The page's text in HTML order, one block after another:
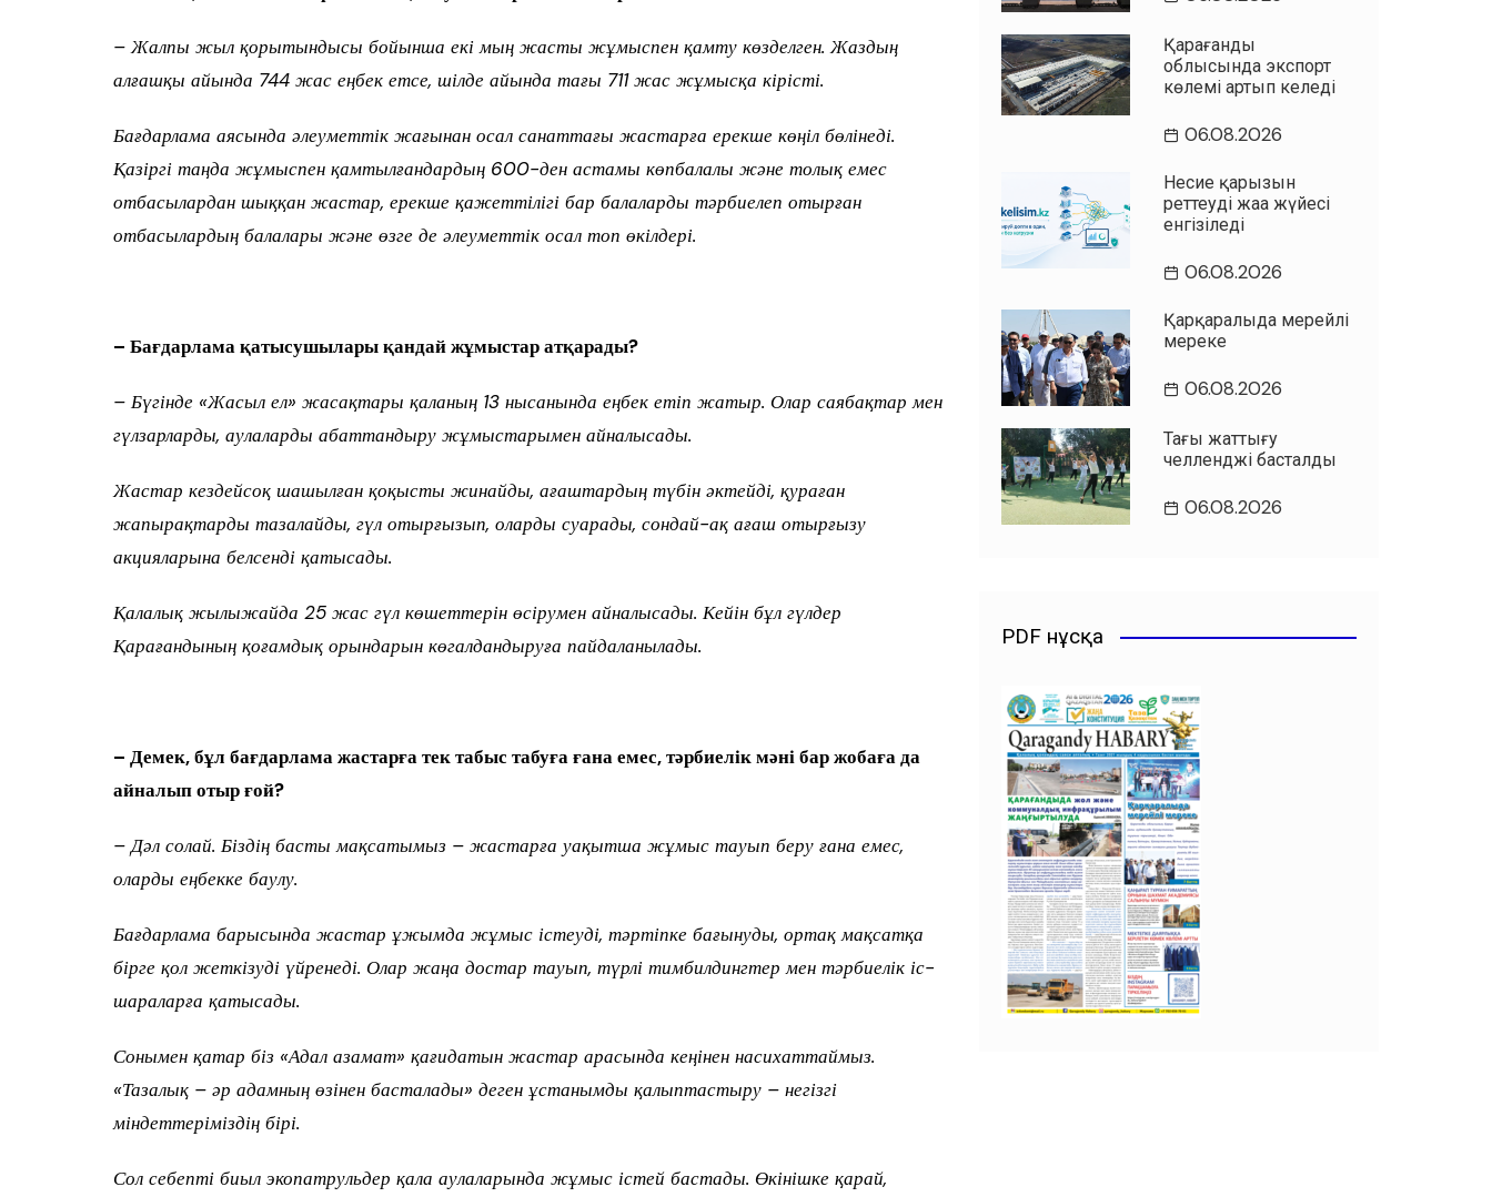
– Жалпы жыл қорытындысы бойынша екі мың жасты жұмыспен қамту көзделген. Жаздың
алғашқы айында 744 жас еңбек етсе, шілде айында тағы 711 жас жұмысқа кірісті.
Бағдарлама аясында әлеуметтік жағынан осал санаттағы жастарға ерекше көңіл бөлінеді.
Қазіргі таңда жұмыспен қамтылғандардың 600-ден астамы көпбалалы және толық емес
отбасылардан шыққан жастар, ерекше қажеттілігі бар балаларды тәрбиелеп отырған
отбасылардың балалары және өзге де әлеуметтік осал топ өкілдері.
– Бағдарлама қатысушылары қандай жұмыстар атқарады?
– Бүгінде «Жасыл ел» жасақтары қаланың 13 нысанында еңбек етіп жатыр. Олар саябақтар мен
гүлзарларды, аулаларды абаттандыру жұмыстарымен айналысады.
Жастар кездейсоқ шашылған қоқысты жинайды, ағаштардың түбін әктейді, қураған
жапырақтарды тазалайды, гүл отырғызып, оларды суарады, сондай-ақ ағаш отырғызу
акцияларына белсенді қатысады.
Қалалық жылыжайда 25 жас гүл көшеттерін өсірумен айналысады. Кейін бұл гүлдер
Қарағандының қоғамдық орындарын көгалдандыруға пайдаланылады.
– Демек, бұл бағдарлама жастарға тек табыс табуға ғана емес, тәрбиелік мәні бар жобаға да
айналып отыр ғой?
– Дәл солай. Біздің басты мақсатымыз – жастарға уақытша жұмыс тауып беру ғана емес,
оларды еңбекке баулу.
Бағдарлама барысында жастар ұжымда жұмыс істеуді, тәртіпке бағынуды, ортақ мақсатқа
бірге қол жеткізуді үйренеді. Олар жаңа достар тауып, түрлі тимбилдингтер мен тәрбиелік іс-
шараларға қатысады.
Сонымен қатар біз «Адал азамат» қағидатын жастар арасында кеңінен насихаттаймыз.
«Тазалық – әр адамның өзінен басталады» деген ұстанымды қалыптастыру – негізгі
міндеттеріміздің бірі.
Сол себепті биыл экопатрульдер қала аулаларында жұмыс істей бастады. Өкінішке қарай,
Қарағанды
облысында экспорт
көлемі артып келеді
06.08.2026
Несие қарызын
реттеудің жаңа жүйесі
енгізіледі
06.08.2026
Қарқаралыда мерейлі
мереке
06.08.2026
Таңғы жаттығу
челленджі басталды
06.08.2026
PDF нұсқа